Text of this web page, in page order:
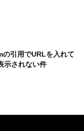
の引用でURLを入れて
示されない件